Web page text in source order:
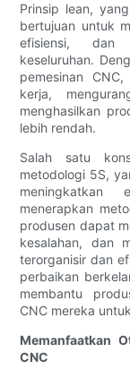
Prinsip lean,
bertujuan untuk
efisiensi, dan
keseluruhan.
pemesinan
kerja,
menghasilkan
lebih rendah.
Salah satu
metodologi 5S,
meningkatkan
menerapkan
produsen dapat
kesalahan, dan
terorganisir dan
perbaikan
membantu
CNC mereka
Memanfaatkan
CNC